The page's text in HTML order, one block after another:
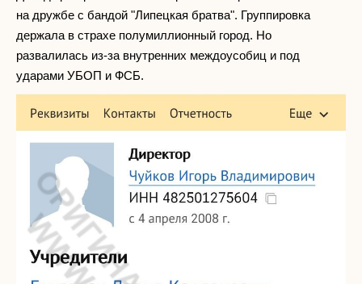
на дружбе с бандой "Липецкая братва". Группировка
держала в страхе полумиллионный город. Но
развалилась из-за внутренних междоусобиц и под
ударами УБОП и ФСБ.